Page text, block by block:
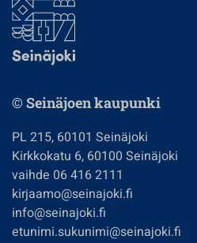
© Seinäjoen kaupunki
PL 215, 60101 Seinäjoki
Kirkkokatu 6, 60100 Seinäjoki
vaihde 06 416 2111
kirjaamo@seinajoki.fi
info@seinajoki.fi
etunimi.sukunimi@seinajoki.fi